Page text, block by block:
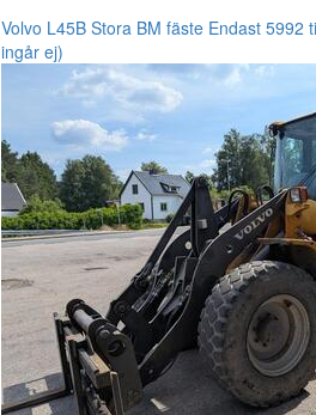
Volvo L45B Stora BM fäste Endast 5992
ingår ej)